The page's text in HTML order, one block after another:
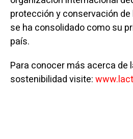
protección y conservación
se ha consolidado como su
país.
Para conocer más acerca de
sostenibilidad visite: